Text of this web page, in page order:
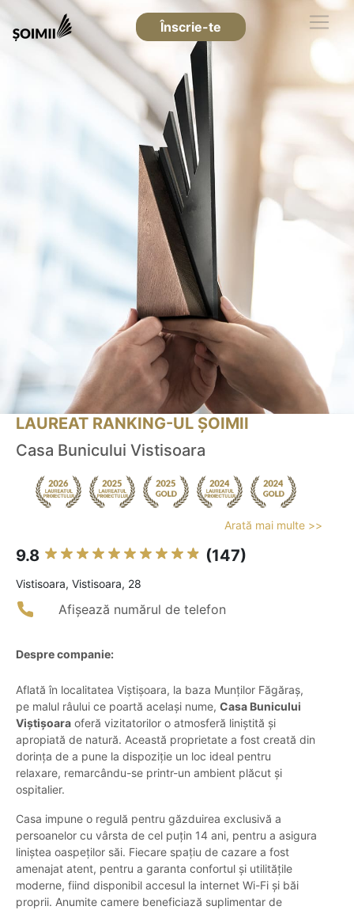
Înscrie-te
LAUREAT RANKING-UL ȘOIMII
Casa Bunicului Vistisoara
Arată mai multe >>
9.8 (147)
Vistisoara, Vistisoara, 28
Afișează numărul de telefon
Despre companie:
Aflată în localitatea Viștișoara, la baza Munților Făgăraș,
pe malul râului ce poartă același nume, Casa Bunicului
Viștișoara oferă vizitatorilor o atmosferă liniștită și
apropiată de natură. Această proprietate a fost creată din
dorința de a pune la dispoziție un loc ideal pentru
relaxare, remarcându-se printr-un ambient plăcut și
ospitalier.
Casa impune o regulă pentru găzduirea exclusivă a
persoanelor cu vârsta de cel puțin 14 ani, pentru a asigura
liniștea oaspeților săi. Fiecare spațiu de cazare a fost
amenajat atent, pentru a garanta confortul și utilitățile
moderne, fiind disponibil accesul la internet Wi-Fi și băi
proprii. Anumite camere beneficiază suplimentar de